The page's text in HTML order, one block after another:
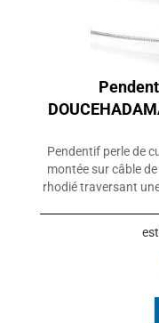
Pendentif perle de
montée sur câble
rhodié traversant